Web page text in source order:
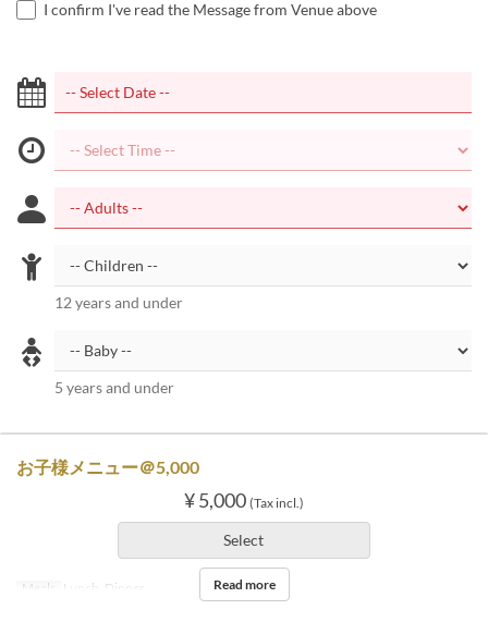
I confirm I've read the Message from Venue above
12 years and under
5 years and under
お子様メニュー＠5,000
¥ 5,000 (Tax incl.)
Select
Meals Lunch, Dinner Read more